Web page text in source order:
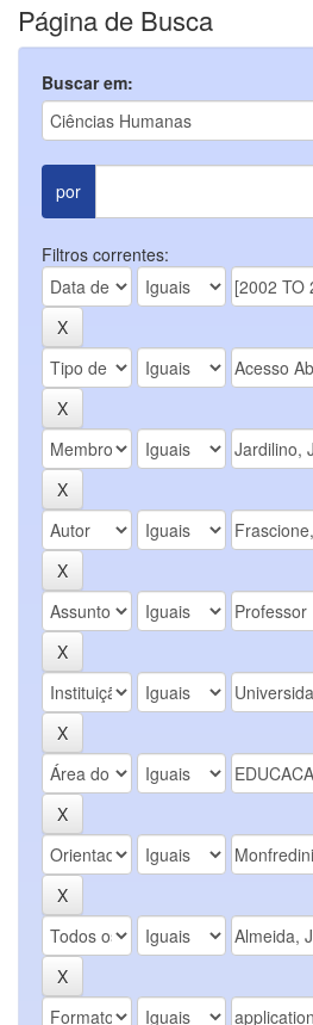
Página de Busca
Buscar em:
por
Filtros correntes: